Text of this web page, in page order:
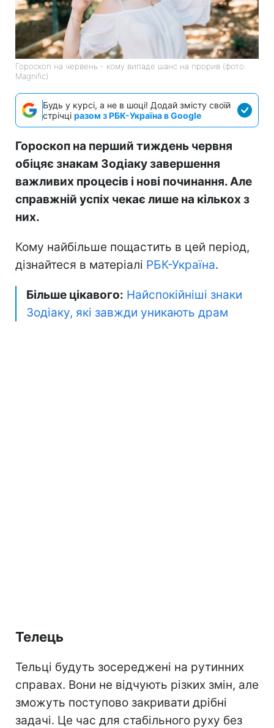
Гороскоп на червень - кому випаде шанс на прорив (фото:
Magnific)
Будь у курсі, а не в шоці! Додай змісту своїй
стрічці разом з РБК-Україна в Google
Гороскоп на перший тиждень червня
обіцяє знакам Зодіаку завершення
важливих процесів і нові починання. Але
справжній успіх чекає лише на кількох з
них.
Кому найбільше пощастить в цей період,
дізнайтеся в матеріалі РБК-Україна.
Більше цікавого: Найспокійніші знаки
Зодіаку, які завжди уникають драм
Телець
Тельці будуть зосереджені на рутинних
справах. Вони не відчують різких змін, але
зможуть поступово закривати дрібні
задачі. Це час для стабільного руху без